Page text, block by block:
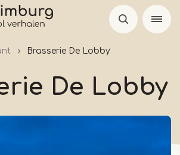
Brasserie De Lobby
De Lobby